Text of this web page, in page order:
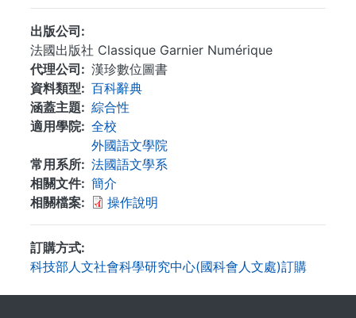
出版公司
法國出版社 Classique Garnier Numérique
代理公司
漢珍數位圖書
資料類型
百科辭典
涵蓋主題
綜合性
適用學院
全校
外國語文學院
常用系所
法國語文學系
相關文件
簡介
相關檔案
操作說明
訂購方式
科技部人文社會科學研究中心(國科會人文處)訂購